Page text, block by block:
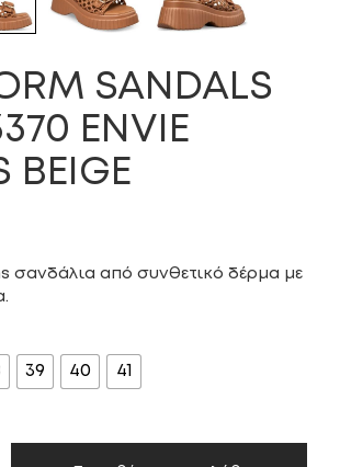
SANDALS
ENVIE
BEIGE
σανδάλια από συνθετικό δέρμα με
39 40 41